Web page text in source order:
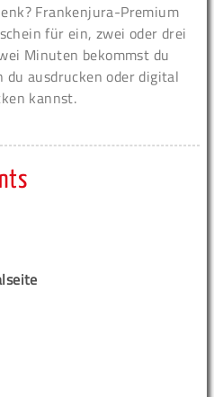
Frankenjura-Premium
für ein, zwei oder drei
Minuten bekommst du
du ausdrucken oder digital
kannst.